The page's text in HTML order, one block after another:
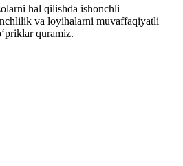
hal qilishda ishonchli
va loyihalarni muvaffaqiyatli
quramiz.